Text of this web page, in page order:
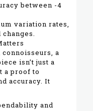
between -4
variation rates,
a
isn’t just a
a proof to
accuracy. It
and